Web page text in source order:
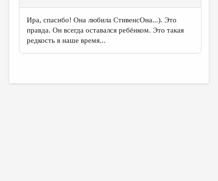
Ира, спасибо! Она любила СтивенсОна...). Это
правда. Он всегда оставался ребёнком. Это такая
редкость в наше время...